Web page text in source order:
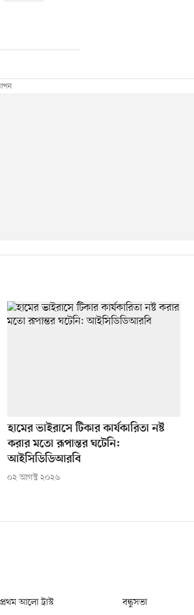
হামের ভাইরাসে টিকার কার্যকারিতা নষ্ট
করার মতো রূপান্তর ঘটেনি:
আইসিডিডিআরবি
০২ আগস্ট ২০২৬
প্রথম আলো ট্রাস্ট বন্ধুসভা